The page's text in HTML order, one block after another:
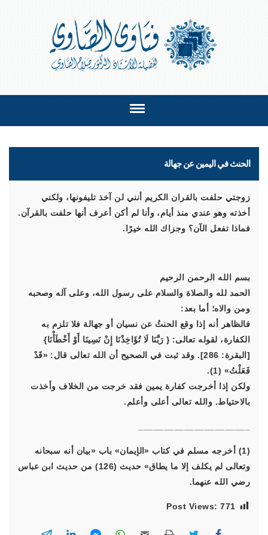
الحنث في اليمين عن جهالة
زوجتي حلفت بالقران الكريم أنني لن آخذ تليفونها، ولكني
أخذته وهو عندي منذ أيام، وأنا لم أكن أعرف أنها حلفت بالقرآن.
فماذا تفعل الآن؟ وجزاك الله خيرًا.
بسم الله الرحمن الرحيم
الحمد لله والصلاة والسلام على رسول الله، وعلى آله وصحبه
ومن والاه؛ أما بعد:
فالظاهر أنه إذا وقع الحنثُ عن نسيان أو جهالة فلا تلزم به
الكفارة، لقوله تعالى: { رَبَّنَا لَا تُؤَاخِذْنَا إِنْ نَسِينَا أَوْ أَخْطَأْنَا}
[البقرة: 286]. وقد ثبت في الصحيح أن الله تعالى قال: «قَدْ
فَعَلْتُ» (1).
ولكن إذا أخرجت كفارة يمين فقد خرجت من الخلاف وأخذت
بالاحتياط. والله تعالى أعلى وأعلم.
(1) أخرجه مسلم في كتاب «الإيمان» باب «بيان أنه سبحانه
وتعالى لم يكلف إلا ما يطاق» حديث (126) من حديث ابن عباس
رضي الله عنهما.
Post Views: 771